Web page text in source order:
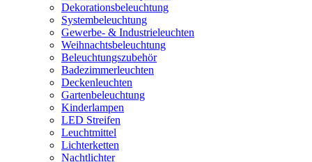
Dekorationsbeleuchtung
Systembeleuchtung
Gewerbe- & Industrieleuchten
Weihnachtsbeleuchtung
Beleuchtungszubehör
Badezimmerleuchten
Deckenleuchten
Gartenbeleuchtung
Kinderlampen
LED Streifen
Leuchtmittel
Lichterketten
Nachtlichter